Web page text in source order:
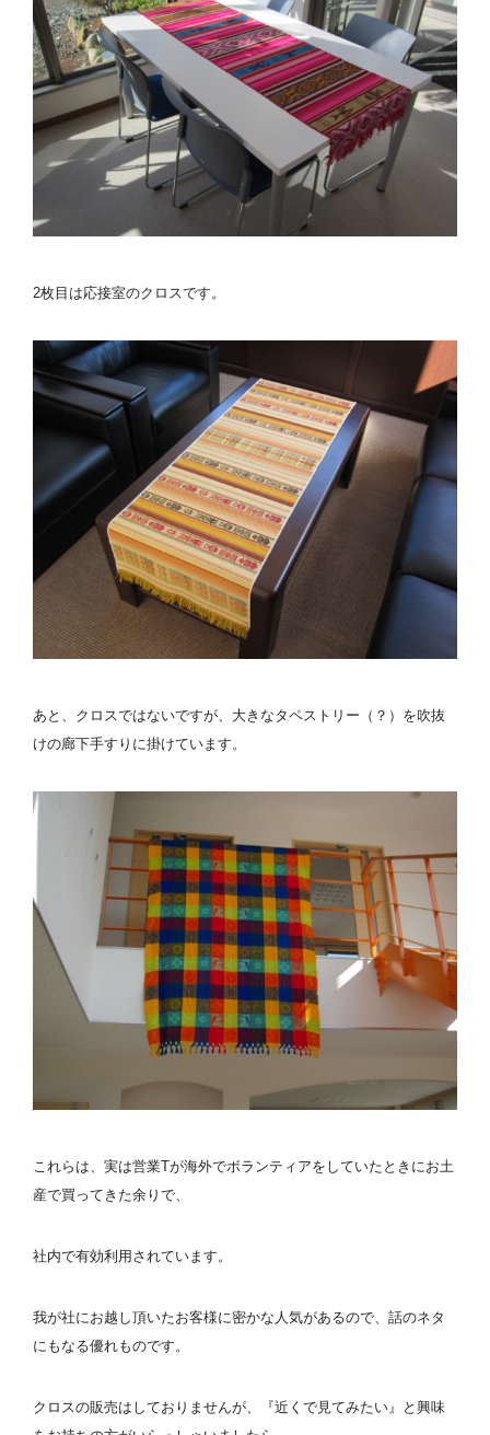
2枚目は応接室のクロスです。
あと、クロスではないですが、大きなタペストリー（？）を吹抜
けの廊下手すりに掛けています。
これらは、実は営業Tが海外でボランティアをしていたときにお土
産で買ってきた余りで、
社内で有効利用されています。
我が社にお越し頂いたお客様に密かな人気があるので、話のネタ
にもなる優れものです。
クロスの販売はしておりませんが、『近くで見てみたい』と興味